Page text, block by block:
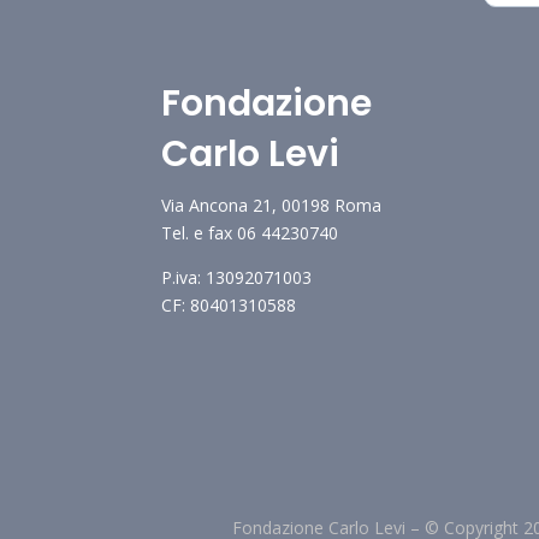
Fondazione
Carlo Levi
Via Ancona 21, 00198 Roma
Tel. e fax 06 44230740
P.iva: 13092071003
CF: 80401310588
Fondazione Carlo Levi – © Copyright